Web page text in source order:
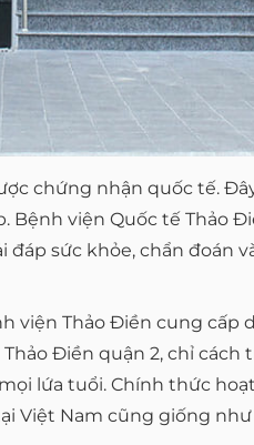
chứng nhận quốc tế.
viện Quốc tế Thảo
sức khỏe, chẩn đoán
Thảo Điền cung cấp
Điền quận 2, chỉ
lứa tuổi. Chính thức
Việt Nam cũng giống như